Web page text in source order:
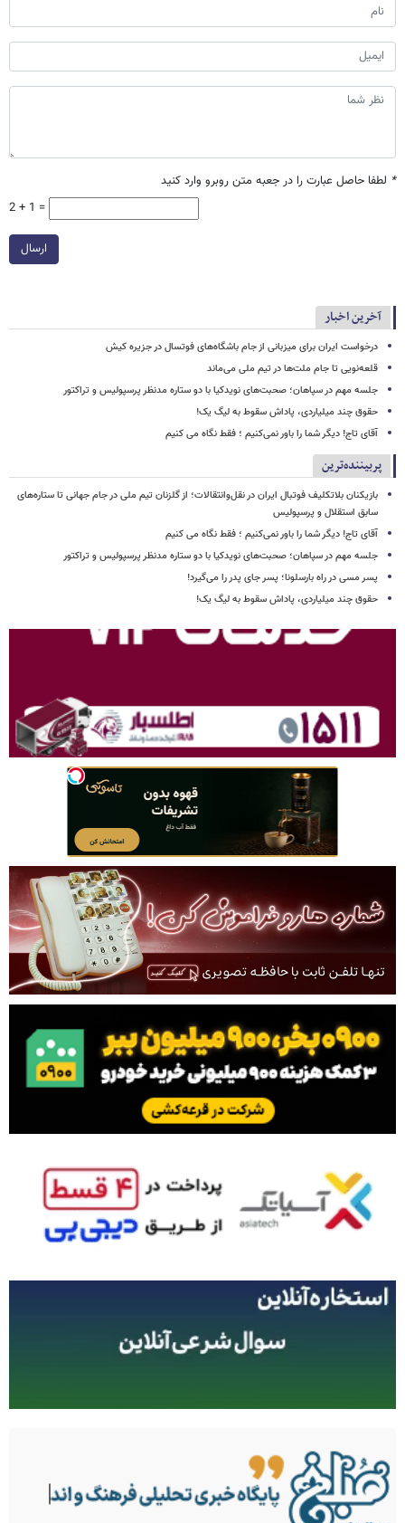
* لطفا حاصل عبارت را در جعبه متن روبرو وارد کنید
2 + 1 =
ارسال
آخرین اخبار
درخواست ایران برای میزبانی از جام باشگاه‌های فوتسال در جزیره کیش
قلعه‌نویی تا جام ملت‌ها در تیم ملی می‌ماند
جلسه مهم در سپاهان؛ صحبت‌های نویدکیا با دو ستاره مدنظر پرسپولیس و تراکتور
حقوق چند میلیاردی، پاداش سقوط به لیگ یک!
آقای تاج! دیگر شما را باور نمی‌کنیم ؛ فقط نگاه می کنیم
پربیننده‌ترین
بازیکنان بلاتکلیف فوتبال ایران در نقل‌وانتقالات؛ از گلزنان تیم ملی در جام جهانی تا ستاره‌های
سابق استقلال و پرسپولیس
آقای تاج! دیگر شما را باور نمی‌کنیم ؛ فقط نگاه می کنیم
جلسه مهم در سپاهان؛ صحبت‌های نویدکیا با دو ستاره مدنظر پرسپولیس و تراکتور
پسر مسی در راه بارسلونا؛ پسر جای پدر را می‌گیرد!
حقوق چند میلیاردی، پاداش سقوط به لیگ یک!